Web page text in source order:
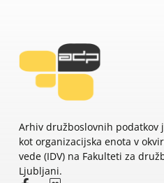
Arhiv družboslovnih podatkov
kot organizacijska enota v
vede (IDV) na Fakulteti za
Ljubljani.